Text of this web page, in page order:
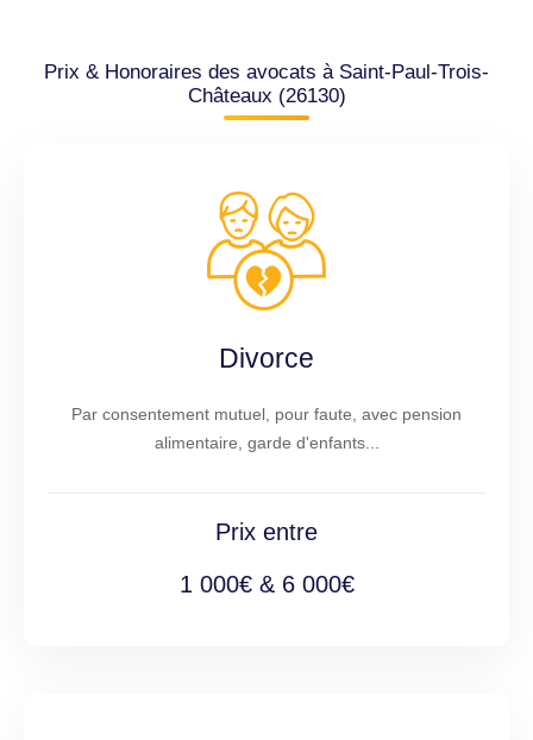
Prix & Honoraires des avocats à Saint-Paul-Trois-
Châteaux (26130)
Divorce
Par consentement mutuel, pour faute, avec pension
alimentaire, garde d'enfants...
Prix entre
1 000€ & 6 000€